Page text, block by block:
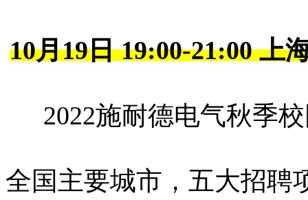
10月19日 19:00-21:00 上
2022施耐德电气秋季
全国主要城市，五大招聘